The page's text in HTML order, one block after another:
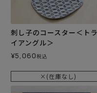
刺し子のコースター＜トラ
イアングル＞
¥5,060税込
×(在庫なし)